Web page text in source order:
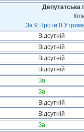
Депутатська
За:9 Проти:0
Відсутній
Відсутній
Відсутній
Відсутній
За
За
Відсутній
Відсутній
За